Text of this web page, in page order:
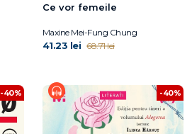
Ce vor femeile
Maxine Mei-Fung Chung
41.23 lei 68.71 lei
-40% -40%